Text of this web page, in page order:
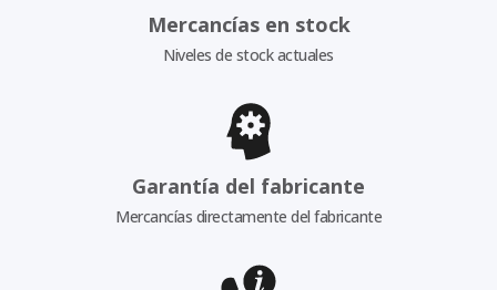
Mercancías en stock
Niveles de stock actuales
Garantía del fabricante
Mercancías directamente del fabricante